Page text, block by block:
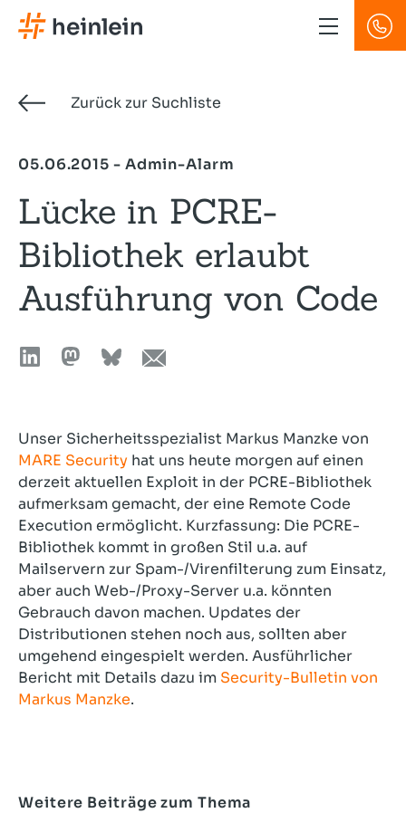
Direkt
zum
Zurück zur Suchliste
05.06.2015 - Admin-Alarm
Lücke in PCRE-
Bibliothek erlaubt
Ausführung von Code
Unser Sicherheitsspezialist Markus Manzke von
MARE Security hat uns heute morgen auf einen
derzeit aktuellen Exploit in der PCRE-Bibliothek
aufmerksam gemacht, der eine Remote Code
Execution ermöglicht. Kurzfassung: Die PCRE-
Bibliothek kommt in großen Stil u.a. auf
Mailservern zur Spam-/Virenfilterung zum Einsatz,
aber auch Web-/Proxy-Server u.a. könnten
Gebrauch davon machen. Updates der
Distributionen stehen noch aus, sollten aber
umgehend eingespielt werden. Ausführlicher
Bericht mit Details dazu im Security-Bulletin von
Markus Manzke.
Weitere Beiträge zum Thema